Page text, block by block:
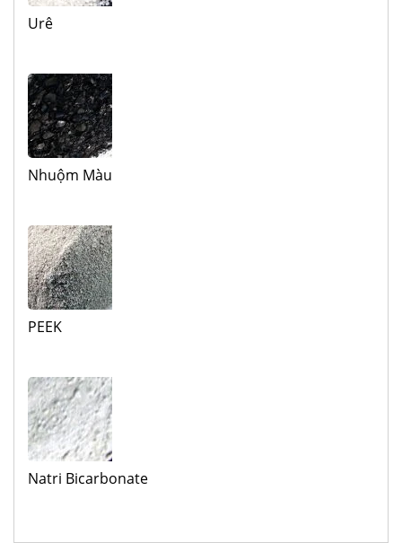
Urê
Nhuộm Màu
PEEK
Natri Bicarbonate